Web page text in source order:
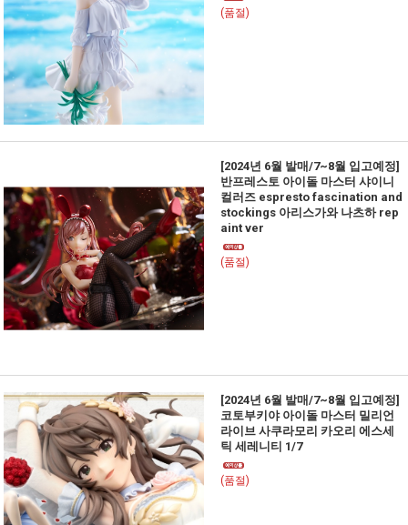
(품절)
[2024년 6월 발매/7~8월 입고예정]
반프레스토 아이돌 마스터 샤이니
컬러즈 espresto fascination and
stockings 아리스가와 나츠하 rep
aint ver
(품절)
[2024년 6월 발매/7~8월 입고예정]
코토부키야 아이돌 마스터 밀리언
라이브 사쿠라모리 카오리 에스세
틱 세레니티 1/7
(품절)